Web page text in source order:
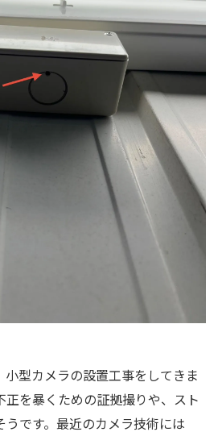
型カメラの設置工事をしてきま
正を暴くための証拠撮りや、スト
です。最近のカメラ技術には